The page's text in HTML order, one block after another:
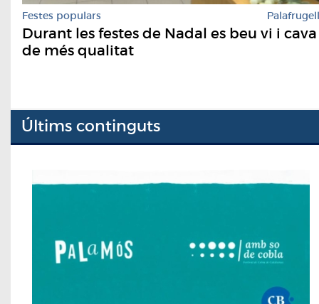
Festes populars Palafrugell
Durant les festes de Nadal es beu vi i cava
de més qualitat
Últims continguts